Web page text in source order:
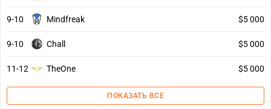
9-10 Mindfreak $5 000
9-10 Chall $5 000
11-12 TheOne $5 000
ПОКАЗАТЬ ВСЕ